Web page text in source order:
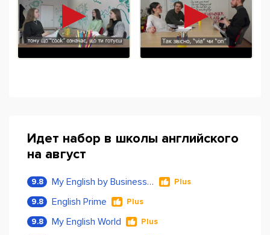
Идет набор в школы английского
на август
9.8 My English by Business Language Plus
9.8 English Prime Plus
9.8 My English World Plus